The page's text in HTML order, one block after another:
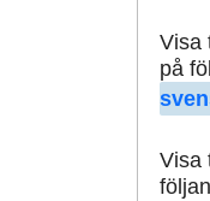
Visa
på
Visa